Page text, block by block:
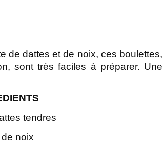
de dattes et de noix, ces boulettes,
sont très faciles à préparer. Une
tendres
noix